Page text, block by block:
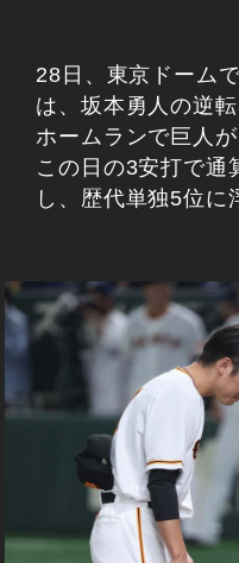
28日、東京ドーム
は、坂本勇人の逆
ホームランで巨人
この日の3安打で通
し、歴代単独5位に